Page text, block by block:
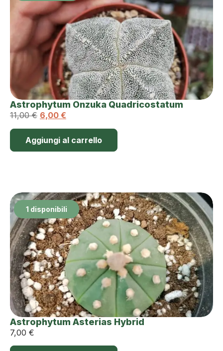
Astrophytum Onzuka Quadricostatum
11,00€ 6,00 €
Aggiungi al carrello
1 disponibili
Astrophytum Asterias Hybrid
7,00 €